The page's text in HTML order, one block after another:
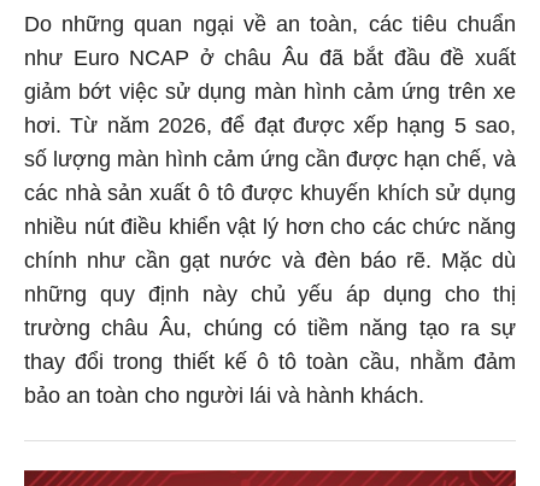
Do những quan ngại về an toàn, các tiêu chuẩn
như Euro NCAP ở châu Âu đã bắt đầu đề xuất
giảm bớt việc sử dụng màn hình cảm ứng trên xe
hơi. Từ năm 2026, để đạt được xếp hạng 5 sao,
số lượng màn hình cảm ứng cần được hạn chế, và
các nhà sản xuất ô tô được khuyến khích sử dụng
nhiều nút điều khiển vật lý hơn cho các chức năng
chính như cần gạt nước và đèn báo rẽ. Mặc dù
những quy định này chủ yếu áp dụng cho thị
trường châu Âu, chúng có tiềm năng tạo ra sự
thay đổi trong thiết kế ô tô toàn cầu, nhằm đảm
bảo an toàn cho người lái và hành khách.